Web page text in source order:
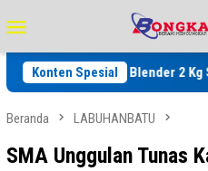
ke
kontenMobile
Konten Spesial
Bara Blender 2 Kg Sabu
Beranda LABUHANBATU
SMA Unggulan Tunas